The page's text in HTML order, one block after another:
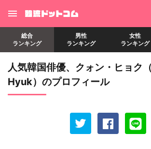
総合
ランキング
男性
ランキング
女性
ランキング
人気韓国俳優、クォン・ヒョク
Hyuk）のプロフィール